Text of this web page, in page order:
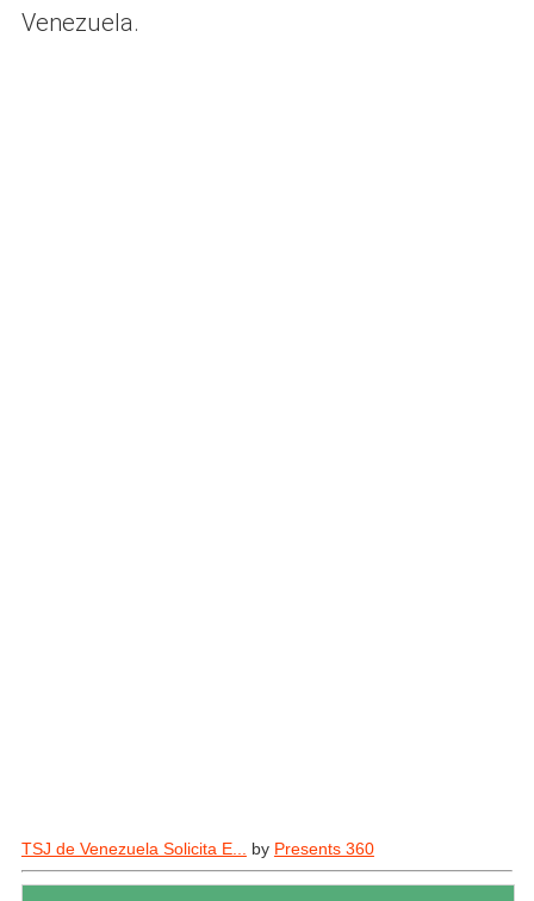
Venezuela.
TSJ de Venezuela Solicita E... by Presents 360